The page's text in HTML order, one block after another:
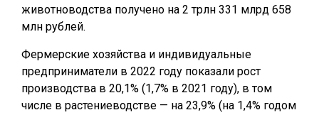
животноводства получено на 2 трлн 331 млрд 658
млн рублей.
Фермерские хозяйства и индивидуальные
предприниматели в 2022 году показали рост
производства в 20,1% (1,7% в 2021 году), в том
числе в растениеводстве — на 23,9% (на 1,4% годом